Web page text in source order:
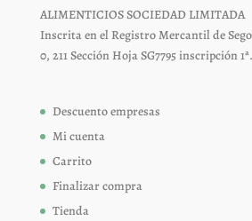
ALIMENTICIOS SOCIEDAD LIMITADA
Inscrita en el Registro Mercantil de
0, 211 Sección Hoja SG7795 inscripción 1ª.
Descuento empresas
Mi cuenta
Carrito
Finalizar compra
Tienda